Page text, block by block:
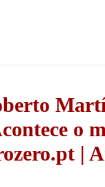
o
|